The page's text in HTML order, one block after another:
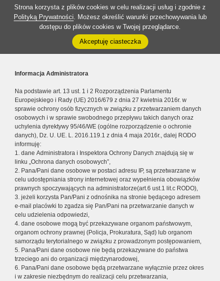
Strona korzysta z plików cookies w celu realizacji usług i zgodnie z
Polityką Prywatności. Możesz określić warunki przechowywania lub
dostępu do plików cookies w Twojej przeglądarce.
Akceptuję ciasteczka
Informacja Administratora
Na podstawie art. 13 ust. 1 i 2 Rozporządzenia Parlamentu
Europejskiego i Rady (UE) 2016/679 z dnia 27 kwietnia 2016r. w
sprawie ochrony osób fizycznych w związku z przetwarzaniem danych
osobowych i w sprawie swobodnego przepływu takich danych oraz
uchylenia dyrektywy 95/46/WE (ogólne rozporządzenie o ochronie
danych), Dz. U. UE. L. 2016.119.1 z dnia 4 maja 2016r., dalej RODO
informuję:
1. dane Administratora i Inspektora Ochrony Danych znajdują się w
linku „Ochrona danych osobowych”,
2. Pana/Pani dane osobowe w postaci adresu IP, są przetwarzane w
celu udostępniania strony internetowej oraz wypełnienia obowiązków
prawnych spoczywających na administratorze(art.6 ust.1 lit.c RODO),
3. jeżeli korzysta Pan/Pani z odnośnika na stronie będącego adresem
e-mail placówki to zgadza się Pan/Pani na przetwarzanie danych w
celu udzielenia odpowiedzi,
4. dane osobowe mogą być przekazywane organom państwowym,
organom ochrony prawnej (Policja, Prokuratura, Sąd) lub organom
samorządu terytorialnego w związku z prowadzonym postępowaniem,
5. Pana/Pani dane osobowe nie będą przekazywane do państwa
trzeciego ani do organizacji międzynarodowej,
6. Pana/Pani dane osobowe będą przetwarzane wyłącznie przez okres
i w zakresie niezbędnym do realizacji celu przetwarzania,